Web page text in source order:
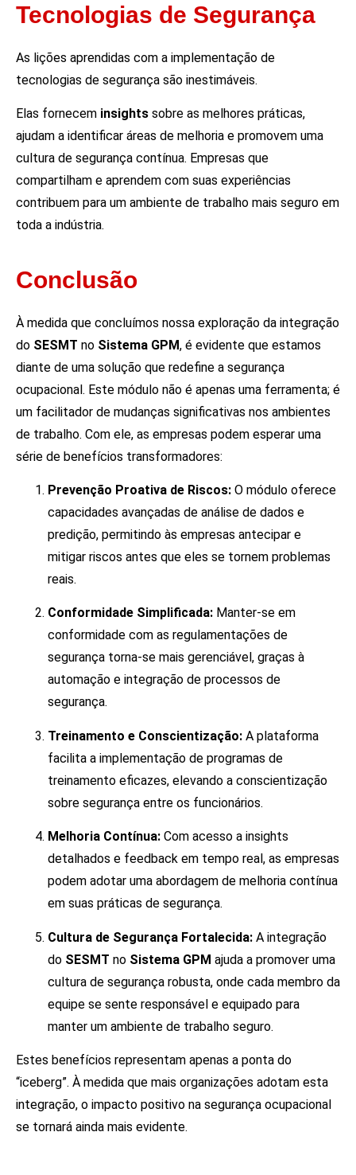
Tecnologias de Segurança
As lições aprendidas com a implementação de
tecnologias de segurança são inestimáveis.
Elas fornecem insights sobre as melhores práticas,
ajudam a identificar áreas de melhoria e promovem uma
cultura de segurança contínua. Empresas que
compartilham e aprendem com suas experiências
contribuem para um ambiente de trabalho mais seguro em
toda a indústria.
Conclusão
À medida que concluímos nossa exploração da integração
do SESMT no Sistema GPM, é evidente que estamos
diante de uma solução que redefine a segurança
ocupacional. Este módulo não é apenas uma ferramenta; é
um facilitador de mudanças significativas nos ambientes
de trabalho. Com ele, as empresas podem esperar uma
série de benefícios transformadores:
Prevenção Proativa de Riscos: O módulo oferece
capacidades avançadas de análise de dados e
predição, permitindo às empresas antecipar e
mitigar riscos antes que eles se tornem problemas
reais.
Conformidade Simplificada: Manter-se em
conformidade com as regulamentações de
segurança torna-se mais gerenciável, graças à
automação e integração de processos de
segurança.
Treinamento e Conscientização: A plataforma
facilita a implementação de programas de
treinamento eficazes, elevando a conscientização
sobre segurança entre os funcionários.
Melhoria Contínua: Com acesso a insights
detalhados e feedback em tempo real, as empresas
podem adotar uma abordagem de melhoria contínua
em suas práticas de segurança.
Cultura de Segurança Fortalecida: A integração
do SESMT no Sistema GPM ajuda a promover uma
cultura de segurança robusta, onde cada membro da
equipe se sente responsável e equipado para
manter um ambiente de trabalho seguro.
Estes benefícios representam apenas a ponta do
“iceberg”. À medida que mais organizações adotam esta
integração, o impacto positivo na segurança ocupacional
se tornará ainda mais evidente.